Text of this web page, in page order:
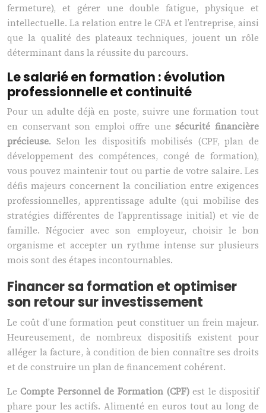
fermeture), et gérer une double fatigue, physique et
intellectuelle. La relation entre le CFA et l’entreprise, ainsi
que la qualité des plateaux techniques, jouent un rôle
déterminant dans la réussite du parcours.
Le salarié en formation : évolution
professionnelle et continuité
Pour un adulte déjà en poste, suivre une formation tout
en conservant son emploi offre unesécurité financière
précieuse. Selon les dispositifs mobilisés (CPF, plan de
développement des compétences, congé de formation),
vous pouvez maintenir tout ou partie de votre salaire. Les
défis majeurs concernent la conciliation entre exigences
professionnelles, apprentissage adulte (qui mobilise des
stratégies différentes de l’apprentissage initial) et vie de
famille. Négocier avec son employeur, choisir le bon
organisme et accepter un rythme intense sur plusieurs
mois sont des étapes incontournables.
Financer sa formation et optimiser
son retour sur investissement
Le coût d’une formation peut constituer un frein majeur.
Heureusement, de nombreux dispositifs existent pour
alléger la facture, à condition de bien connaître ses droits
et de construire un plan de financement cohérent.
LeCompte Personnel de Formation (CPF)est le dispositif
phare pour les actifs. Alimenté en euros tout au long de